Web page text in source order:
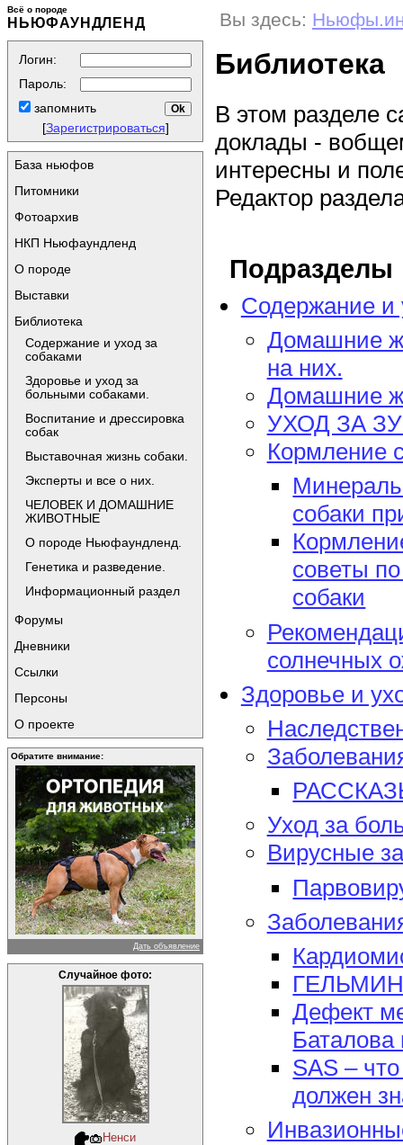
Всё о породе
НЬЮФАУНДЛЕНД
Логин:
Пароль:
запомнить
[Зарегистрироваться]
База ньюфов
Питомники
Фотоархив
НКП Ньюфаундленд
О породе
Выставки
Библиотека
Содержание и уход за
собаками
Здоровье и уход за
больными собаками.
Воспитание и дрессировка
собак
Выставочная жизнь собаки.
Эксперты и все о них.
ЧЕЛОВЕК И ДОМАШНИЕ
ЖИВОТНЫЕ
О породе Ньюфаундленд.
Генетика и разведение.
Информационный раздел
Форумы
Дневники
Ссылки
Персоны
О проекте
Обратите внимание:
Дать объявление
Случайное фото:
Ненси
Вы здесь:
Библиотека
В этом разделе
доклады -
интересны и
Редактор
Подразделы
Содержание и
Домашние
на них.
Домашние
УХОД ЗА
Кормление
собаки
советы
собаки
солнечных
Здоровье и
Уход за
Вирусные
Дефект
Баталова
SAS –
должен